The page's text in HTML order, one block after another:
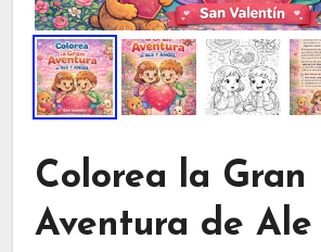
Colorea la Gran
Aventura de Ale